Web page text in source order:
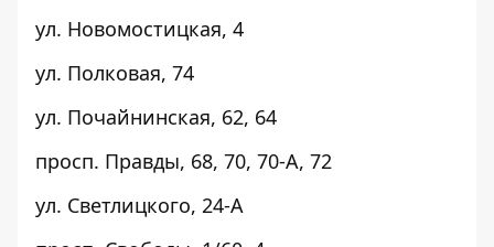
ул. Новомостицкая, 4
ул. Полковая, 74
ул. Почайнинская, 62, 64
просп. Правды, 68, 70, 70-А, 72
ул. Светлицкого, 24-А